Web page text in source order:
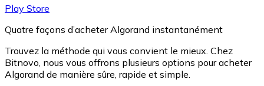
Play Store
Quatre façons d’acheter Algorand instantanément
Trouvez la méthode qui vous convient le mieux. Chez
Bitnovo, nous vous offrons plusieurs options pour acheter
Algorand de manière sûre, rapide et simple.